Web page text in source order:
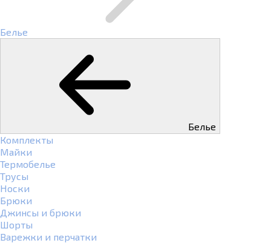
Белье
Белье
Комплекты
Майки
Термобелье
Трусы
Носки
Брюки
Джинсы и брюки
Шорты
Варежки и перчатки